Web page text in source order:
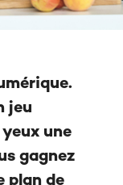
jeu
une
gagnez
plan de